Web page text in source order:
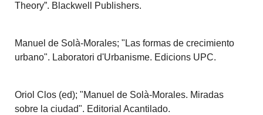
Theory”. Blackwell Publishers.
Manuel de Solà-Morales; "Las formas de crecimiento
urbano". Laboratori d'Urbanisme. Edicions UPC.
Oriol Clos (ed); "Manuel de Solà-Morales. Miradas
sobre la ciudad". Editorial Acantilado.